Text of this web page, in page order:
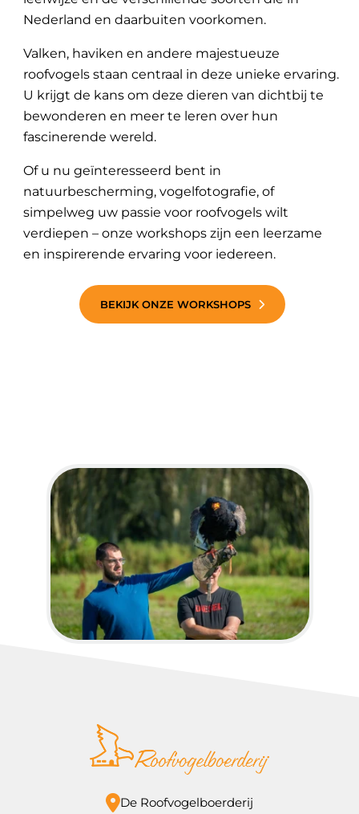
Nederland en daarbuiten voorkomen.
Valken, haviken en andere majestueuze
roofvogels staan centraal in deze unieke ervaring.
U krijgt de kans om deze dieren van dichtbij te
bewonderen en meer te leren over hun
fascinerende wereld.
Of u nu geïnteresseerd bent in
natuurbescherming, vogelfotografie, of
simpelweg uw passie voor roofvogels wilt
verdiepen – onze workshops zijn een leerzame
en inspirerende ervaring voor iedereen.
BEKIJK ONZE WORKSHOPS
De Roofvogelboerderij